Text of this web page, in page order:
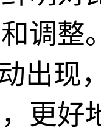
调整
出现
更好